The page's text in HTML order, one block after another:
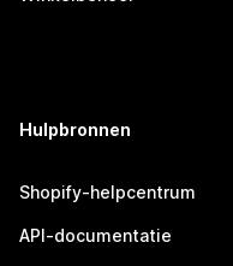
Hulpbronnen
Shopify-helpcentrum
API-documentatie